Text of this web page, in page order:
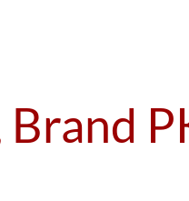
Brand